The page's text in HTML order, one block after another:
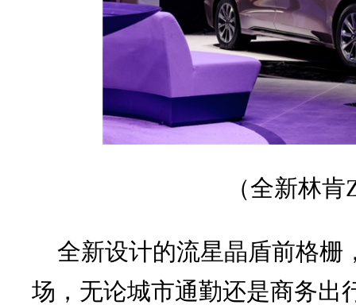
（全新林肯
全新设计的流星晶盾前格栅
场，无论城市通勤还是商务出